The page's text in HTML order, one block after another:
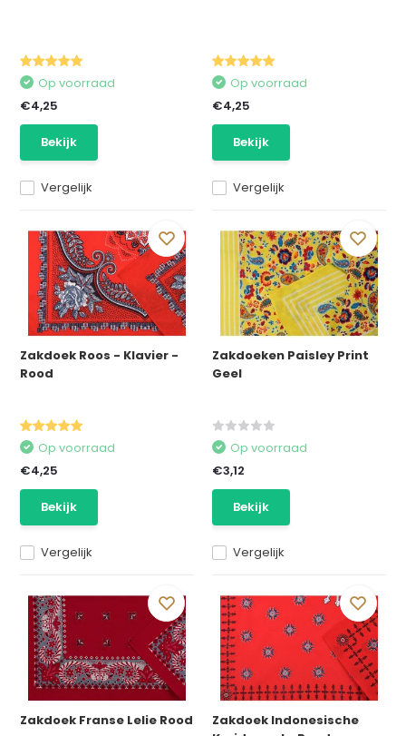
Vergelijk
Op voorraad
€4,25
Bekijk
Vergelijk
Op voorraad
€4,25
Bekijk
Zakdoek Roos - Klavier -
Rood
Vergelijk
Op voorraad
€4,25
Bekijk
Zakdoeken Paisley Print
Geel
Vergelijk
Op voorraad
€3,12
Bekijk
Zakdoek Franse Lelie Rood
Zakdoek Indonesische